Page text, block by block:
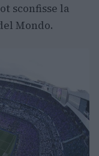
sconfisse la
Mondo.